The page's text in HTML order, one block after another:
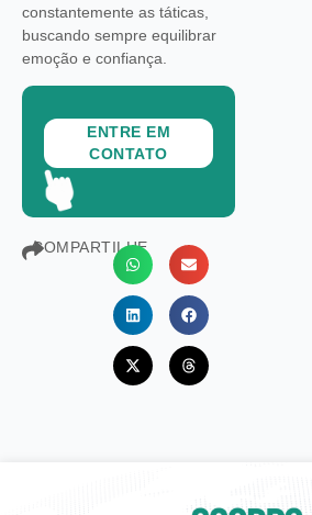
constantemente as táticas,
buscando sempre equilibrar
emoção e confiança.
ENTRE EM
CONTATO
COMPARTILHE